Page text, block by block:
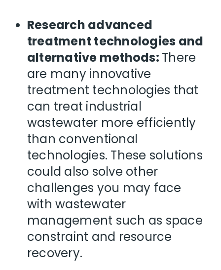
Research advanced
treatment technologies and
alternative methods: There
are many innovative
treatment technologies that
can treat industrial
wastewater more efficiently
than conventional
technologies. These solutions
could also solve other
challenges you may face
with wastewater
management such as space
constraint and resource
recovery.